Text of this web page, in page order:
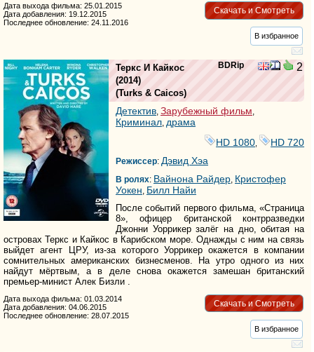
Скачать и Смотреть
Дата выхода фильма: 25.01.2015
Дата добавления: 19.12.2015
Последнее обновление: 24.11.2016
В избранное
BDRip 2
Теркс И Кайкос
(2014)
(Turks & Caicos)
Детектив, Зарубежный фильм,
Криминал, драма
HD 1080
HD 720
Режиссер: Дэвид Хэа
В ролях: Вайнона Райдер, Кристофер
Уокен, Билл Найи
После событий первого фильма, «Страница
8», офицер британской контрразведки
Джонни Уоррикер залёг на дно, обитая на
островах Теркс и Кайкос в Карибском море. Однажды с ним на связь
выйдет агент ЦРУ, из-за которого Уоррикер окажется в компании
сомнительных американских бизнесменов. На утро одного из них
найдут мёртвым, а в деле снова окажется замешан британский
премьер-минист Алек Бизли .
Скачать и Смотреть
Дата выхода фильма: 01.03.2014
Дата добавления: 04.06.2015
Последнее обновление: 28.07.2015
В избранное